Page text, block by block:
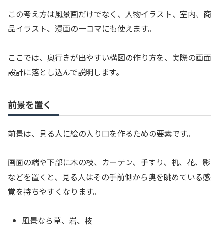
この考え方は風景画だけでなく、人物イラスト、室内、商
品イラスト、漫画の一コマにも使えます。
ここでは、奥行きが出やすい構図の作り方を、実際の画面
設計に落とし込んで説明します。
前景を置く
前景は、見る人に絵の入り口を作るための要素です。
画面の端や下部に木の枝、カーテン、手すり、机、花、影
などを置くと、見る人はその手前側から奥を眺めている感
覚を持ちやすくなります。
風景なら草、岩、枝